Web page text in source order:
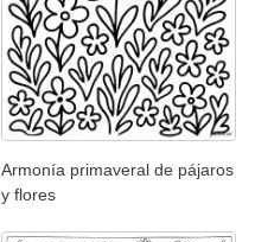
Armonía primaveral de pájaros
y flores